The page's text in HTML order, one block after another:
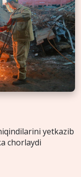
yetkazib
chorlaydi